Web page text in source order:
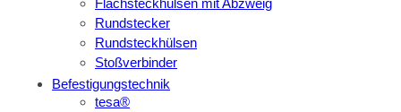
Rundstecker
Rundsteckhülsen
Stoßverbinder
Befestigungstechnik
tesa®